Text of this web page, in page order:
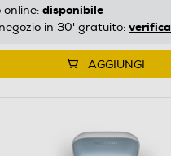
online: disponibile
in 30' gratuito: verifica
AGGIUNGI